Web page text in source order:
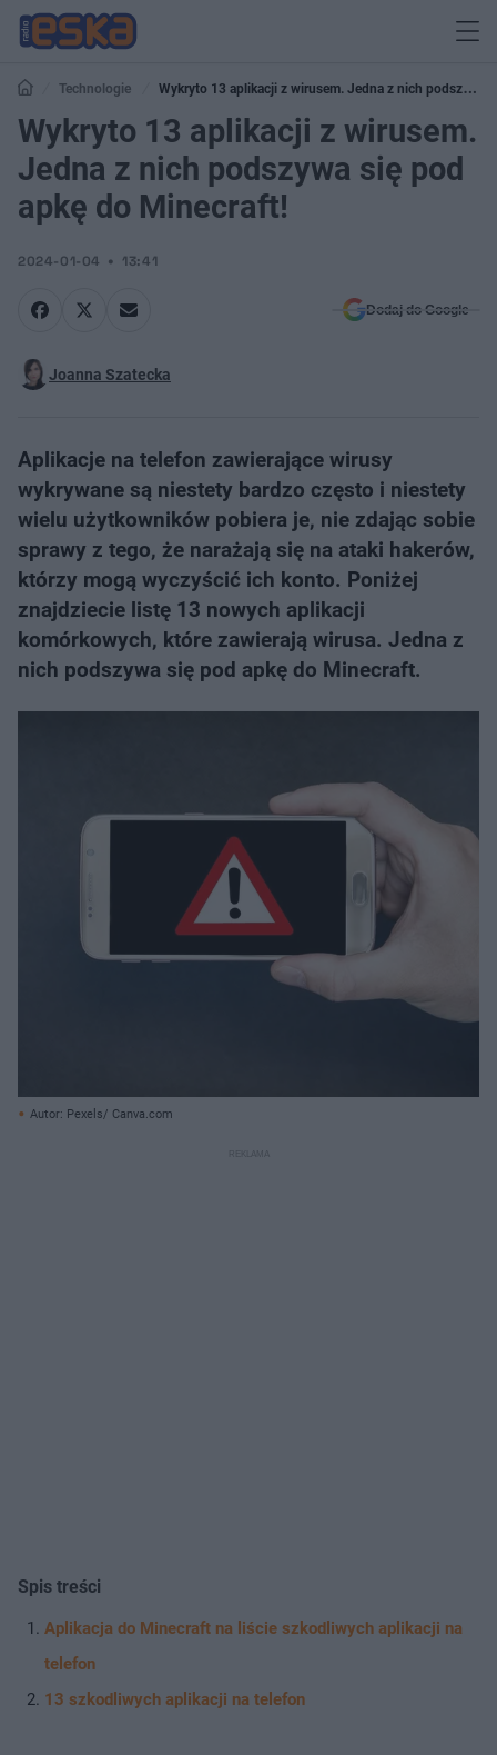
Technologie
Wykryto 13 aplikacji z wirusem. Jedna z nich podszywa
się pod apkę do Minecraft!
Wykryto 13 aplikacji z wirusem.
Jedna z nich podszywa się pod
apkę do Minecraft!
2024-01-04 13:41
Dodaj do Google
Joanna Szatecka
Aplikacje na telefon zawierające wirusy
wykrywane są niestety bardzo często i niestety
wielu użytkowników pobiera je, nie zdając sobie
sprawy z tego, że narażają się na ataki hakerów,
którzy mogą wyczyścić ich konto. Poniżej
znajdziecie listę 13 nowych aplikacji
komórkowych, które zawierają wirusa. Jedna z
nich podszywa się pod apkę do Minecraft.
Autor: Pexels/ Canva.com
Spis treści
Aplikacja do Minecraft na liście szkodliwych aplikacji na
telefon
13 szkodliwych aplikacji na telefon